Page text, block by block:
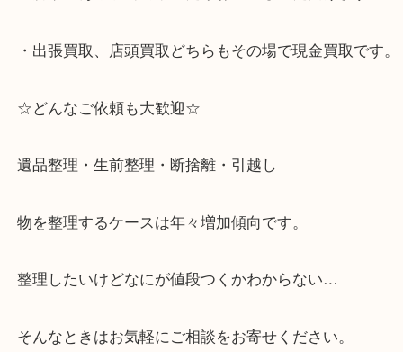
☆当店の特徴☆
・神戸市灘区を中心に,東灘区,西宮,北区,西宮,明石,